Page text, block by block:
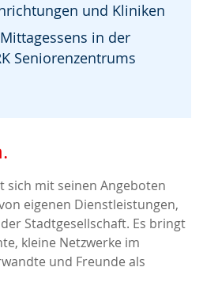
und Kliniken
in der
Seniorenzentrums
sich mit seinen Angeboten
eigenen Dienstleistungen,
Stadtgesellschaft. Es bringt
kleine Netzwerke im
und Freunde als